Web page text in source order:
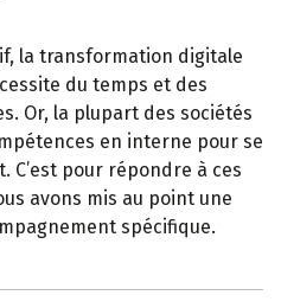
la transformation digitale
du temps et des
Or, la plupart des sociétés
en interne pour se
C’est pour répondre à ces
avons mis au point une
spécifique.